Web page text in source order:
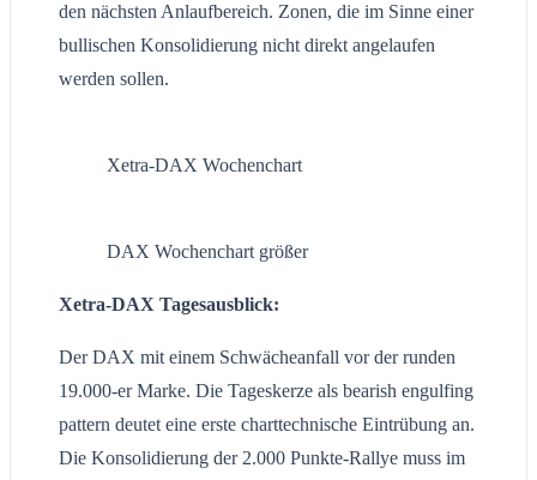
den nächsten Anlaufbereich. Zonen, die im Sinne einer
bullischen Konsolidierung nicht direkt angelaufen
werden sollen.
Xetra-DAX Wochenchart
DAX Wochenchart größer
Xetra-DAX Tagesausblick:
Der DAX mit einem Schwächeanfall vor der runden
19.000-er Marke. Die Tageskerze als bearish engulfing
pattern deutet eine erste charttechnische Eintrübung an.
Die Konsolidierung der 2.000 Punkte-Rallye muss im